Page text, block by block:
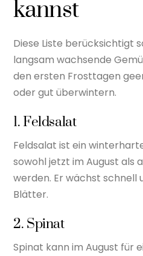
kannst
Diese Liste berücksichtigt
langsam wachsende
den ersten Frosttagen
oder gut überwintern.
1. Feldsalat
Feldsalat ist ein
sowohl jetzt im August als
werden. Er wächst schnell
Blätter.
2. Spinat
Spinat kann im August für